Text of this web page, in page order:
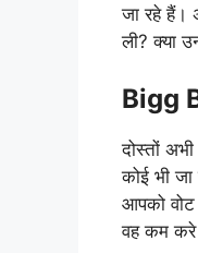
जा रहे हैं।
ली? क्या
Bigg
दोस्तों
कोई भी
आपको
वह कम करे